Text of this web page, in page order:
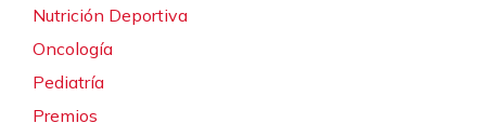
Nutrición Deportiva
Oncología
Pediatría
Premios